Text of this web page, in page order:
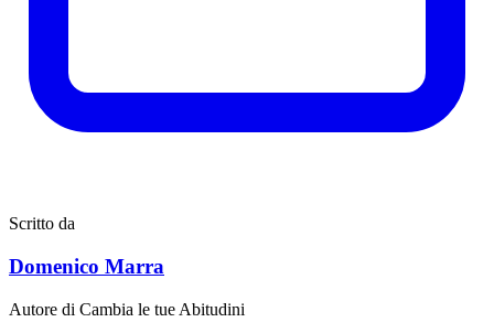
Scritto da
Domenico Marra
Autore di Cambia le tue Abitudini